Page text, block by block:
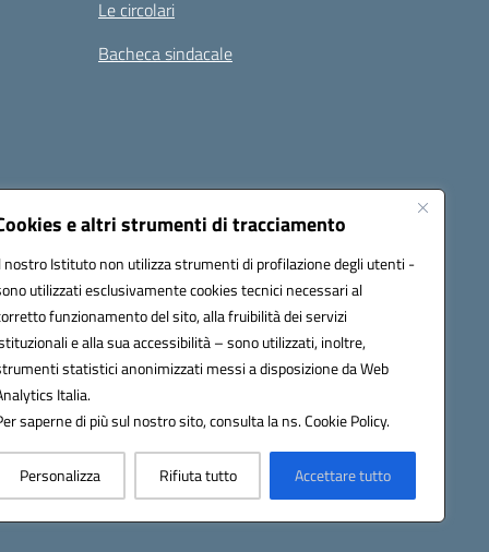
e altri strumenti di tracciamento
nostro Istituto non utilizza strumenti di profilazione degli utenti -
utilizzati esclusivamente cookies tecnici necessari al
funzionamento del sito, alla fruibilità dei servizi
e alla sua accessibilità – sono utilizzati, inoltre,
statistici anonimizzati messi a disposizione da Web
Italia.
saperne di più sul nostro sito, consulta la ns. Cookie Policy.
Personalizza Rifiuta tutto Accettare tutto
Le circolari
Bacheca sindacale
Seguici su:
(PEC):tpis002005@pec.istruzione.it